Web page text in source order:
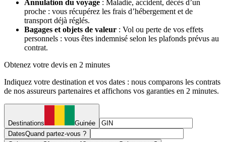
Annulation du voyage : Maladie, accident, décès d’un
proche : vous récupérez les frais d’hébergement et de
transport déjà réglés.
Bagages et objets de valeur : Vol ou perte de vos effets
personnels : vous êtes indemnisé selon les plafonds prévus au
contrat.
Obtenez votre devis en 2 minutes
Indiquez votre destination et vos dates : nous comparons les contrats
de nos assureurs partenaires et affichons vos garanties en 2 minutes.
Destinations
Guinée
DatesQuand partez-vous ?